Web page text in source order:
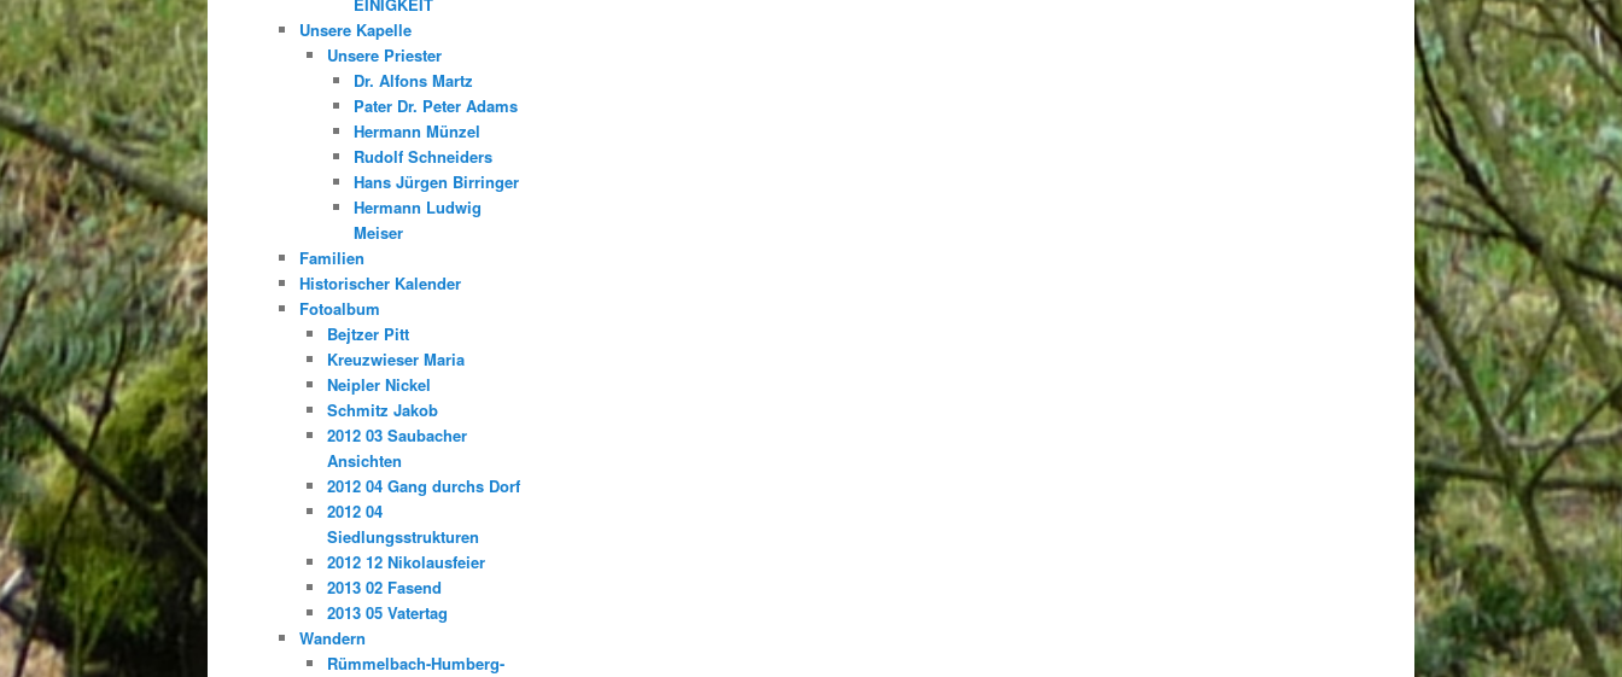
Unsere Kapelle
Unsere Priester
Dr. Alfons Martz
Pater Dr. Peter Adams
Hermann Münzel
Rudolf Schneiders
Hans Jürgen Birringer
Hermann Ludwig
Meiser
Familien
Historischer Kalender
Fotoalbum
Bejtzer Pitt
Kreuzwieser Maria
Neipler Nickel
Schmitz Jakob
2012 03 Saubacher
Ansichten
2012 04 Gang durchs Dorf
2012 04
Siedlungsstrukturen
2012 12 Nikolausfeier
2013 02 Fasend
2013 05 Vatertag
Wandern
Rümmelbach-Humberg-